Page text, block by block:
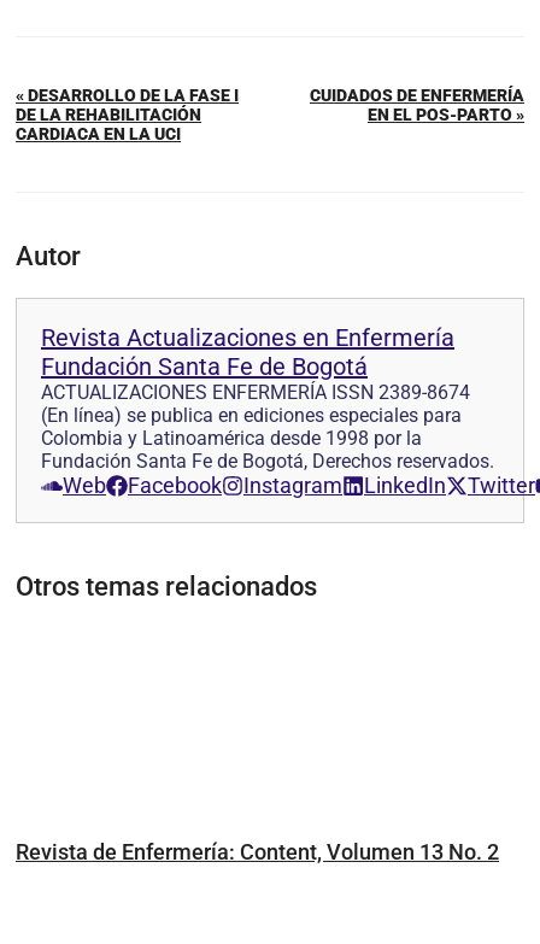
« DESARROLLO DE LA FASE I
DE LA REHABILITACIÓN
CARDIACA EN LA UCI
CUIDADOS DE ENFERMERÍA
EN EL POS-PARTO »
Autor
Revista Actualizaciones en Enfermería
Fundación Santa Fe de Bogotá
ACTUALIZACIONES ENFERMERÍA ISSN 2389-8674
(En línea) se publica en ediciones especiales para
Colombia y Latinoamérica desde 1998 por la
Fundación Santa Fe de Bogotá, Derechos reservados.
Web Facebook Instagram LinkedIn Twitter
Otros temas relacionados
Revista de Enfermería: Content, Volumen 13 No. 2